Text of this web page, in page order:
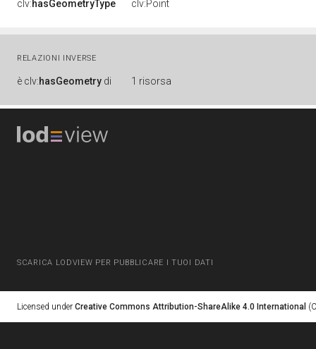
clv:hasGeometryType clv:Point
RELAZIONI INVERSE
è clv:hasGeometry di 1 risorsa
SCARICA LODVIEW PER PUBBLICARE I TUOI DATI
Licensed under Creative Commons Attribution-ShareAlike 4.0 International